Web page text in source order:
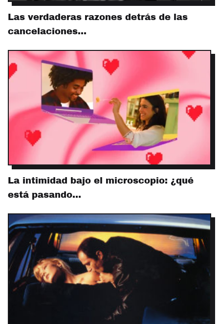
Las verdaderas razones detrás de las
cancelaciones…
La intimidad bajo el microscopio: ¿qué
está pasando…